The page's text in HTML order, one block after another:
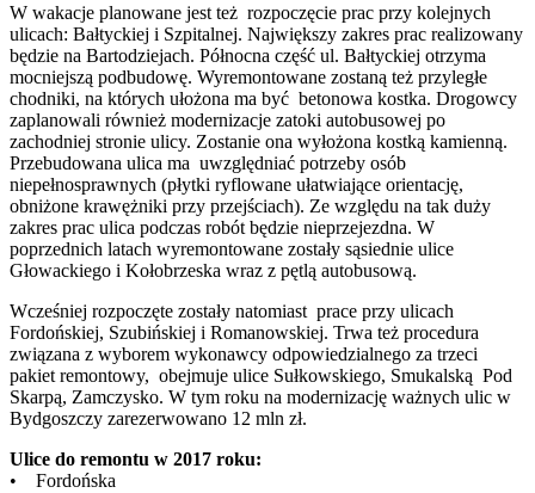
W wakacje planowane jest też rozpoczęcie prac przy kolejnych
ulicach: Bałtyckiej i Szpitalnej. Największy zakres prac realizowany
będzie na Bartodziejach. Północna część ul. Bałtyckiej otrzyma
mocniejszą podbudowę. Wyremontowane zostaną też przyległe
chodniki, na których ułożona ma być betonowa kostka. Drogowcy
zaplanowali również modernizacje zatoki autobusowej po
zachodniej stronie ulicy. Zostanie ona wyłożona kostką kamienną.
Przebudowana ulica ma uwzględniać potrzeby osób
niepełnosprawnych (płytki ryflowane ułatwiające orientację,
obniżone krawężniki przy przejściach). Ze względu na tak duży
zakres prac ulica podczas robót będzie nieprzejezdna. W
poprzednich latach wyremontowane zostały sąsiednie ulice
Głowackiego i Kołobrzeska wraz z pętlą autobusową.
Wcześniej rozpoczęte zostały natomiast prace przy ulicach
Fordońskiej, Szubińskiej i Romanowskiej. Trwa też procedura
związana z wyborem wykonawcy odpowiedzialnego za trzeci
pakiet remontowy, obejmuje ulice Sułkowskiego, Smukalską Pod
Skarpą, Zamczysko. W tym roku na modernizację ważnych ulic w
Bydgoszczy zarezerwowano 12 mln zł.
Ulice do remontu w 2017 roku:
• Fordońska